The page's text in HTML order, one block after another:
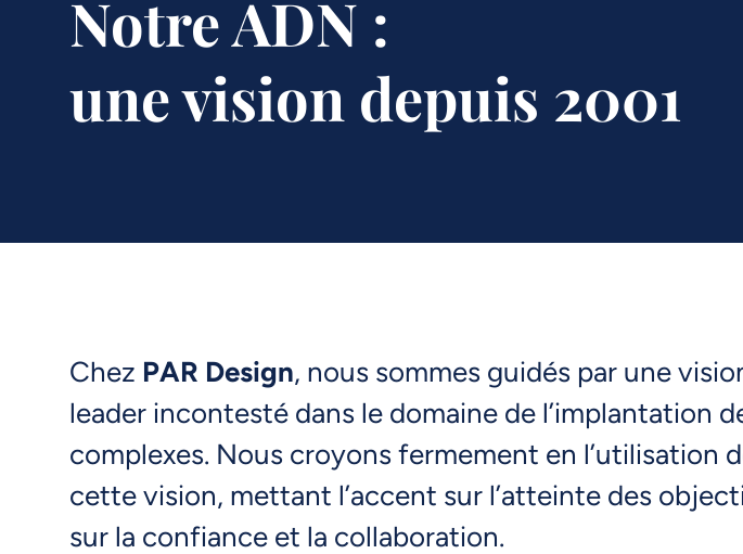
Notre ADN :
une vision depuis 2001
Chez PAR Design, nous sommes guidés par une
leader incontesté dans le domaine de l’implantation
complexes. Nous croyons fermement en l’utilisation
cette vision, mettant l’accent sur l’atteinte des
sur la confiance et la collaboration.